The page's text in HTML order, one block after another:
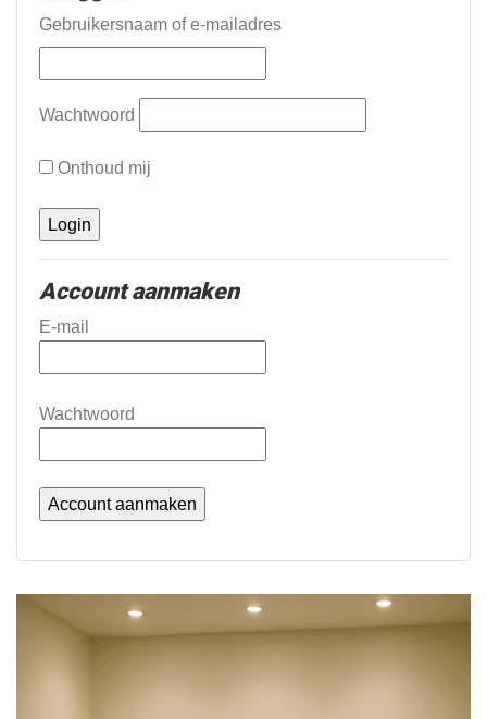
Gebruikersnaam of e-mailadres
Wachtwoord
Onthoud mij
Account aanmaken
E-mail
Wachtwoord
Account aanmaken